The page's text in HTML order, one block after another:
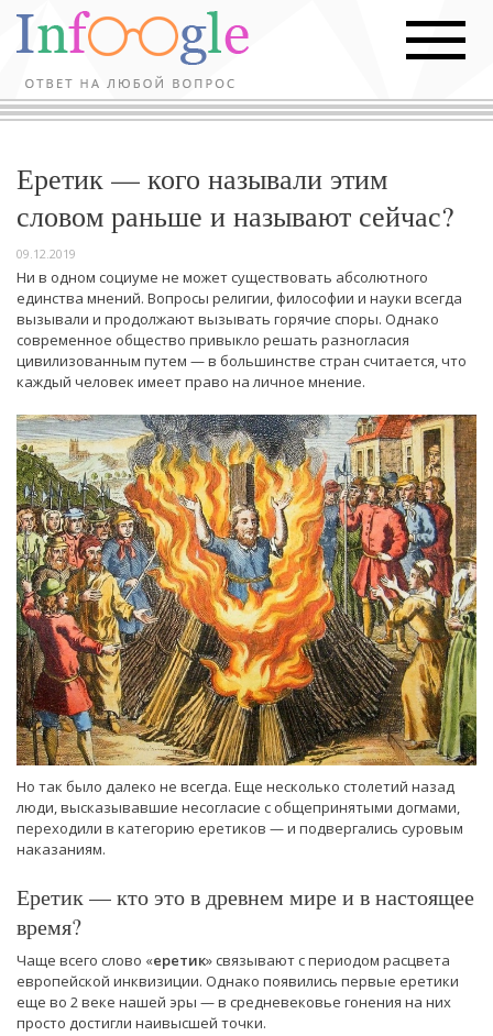
Еретик — кого называли этим
словом раньше и называют сейчас?
09.12.2019
Ни в одном социуме не может существовать абсолютного
единства мнений. Вопросы религии, философии и науки всегда
вызывали и продолжают вызывать горячие споры. Однако
современное общество привыкло решать разногласия
цивилизованным путем — в большинстве стран считается, что
каждый человек имеет право на личное мнение.
Но так было далеко не всегда. Еще несколько столетий назад
люди, высказывавшие несогласие с общепринятыми догмами,
переходили в категорию еретиков — и подвергались суровым
наказаниям.
Еретик — кто это в древнем мире и в настоящее
время?
Чаще всего слово «еретик» связывают с периодом расцвета
европейской инквизиции. Однако появились первые еретики
еще во 2 веке нашей эры — в средневековье гонения на них
просто достигли наивысшей точки.